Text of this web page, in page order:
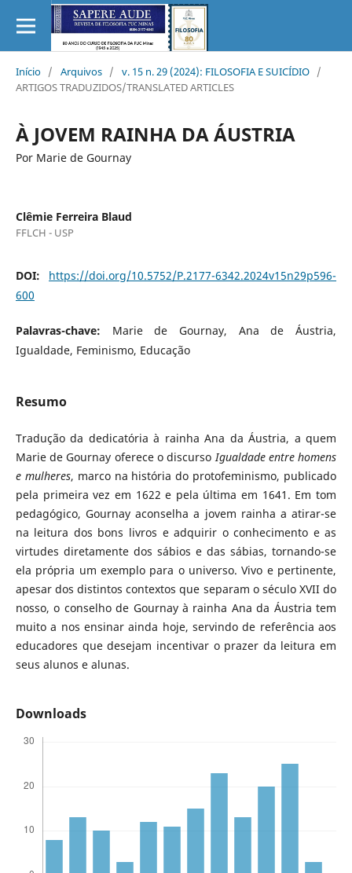
Início / Arquivos / v. 15 n. 29 (2024): FILOSOFIA E SUICÍDIO /
ARTIGOS TRADUZIDOS/TRANSLATED ARTICLES
À JOVEM RAINHA DA ÁUSTRIA
Por Marie de Gournay
Clêmie Ferreira Blaud
FFLCH - USP
DOI: https://doi.org/10.5752/P.2177-6342.2024v15n29p596-
600
Palavras-chave: Marie de Gournay, Ana de Áustria,
Igualdade, Feminismo, Educação
Resumo
Tradução da dedicatória à rainha Ana da Áustria, a quem
Marie de Gournay oferece o discursoIgualdade entre homens
e mulheres, marco na história do protofeminismo, publicado
pela primeira vez em 1622 e pela última em 1641. Em tom
pedagógico, Gournay aconselha a jovem rainha a atirar-se
na leitura dos bons livros e adquirir o conhecimento e as
virtudes diretamente dos sábios e das sábias, tornando-se
ela própria um exemplo para o universo. Vivo e pertinente,
apesar dos distintos contextos que separam o século XVII do
nosso, o conselho de Gournay à rainha Ana da Áustria tem
muito a nos ensinar ainda hoje, servindo de referência aos
educadores que desejam incentivar o prazer da leitura em
seus alunos e alunas.
Downloads